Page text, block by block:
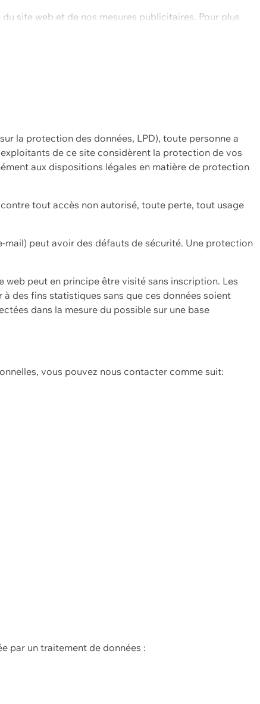
site web et de nos mesures publicitaires. Pour plus
la protection des données, LPD), toute personne a
de ce site considèrent la protection de vos
aux dispositions légales en matière de protection
tout accès non autorisé, toute perte, tout usage
peut avoir des défauts de sécurité. Une protection
peut en principe être visité sans inscription. Les
des fins statistiques sans que ces données soient
dans la mesure du possible sur une base
vous pouvez nous contacter comme suit:
par un traitement de données :